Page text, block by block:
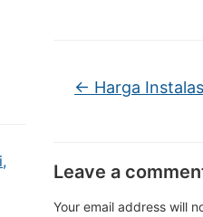
← Harga
Leave a
Your email address will